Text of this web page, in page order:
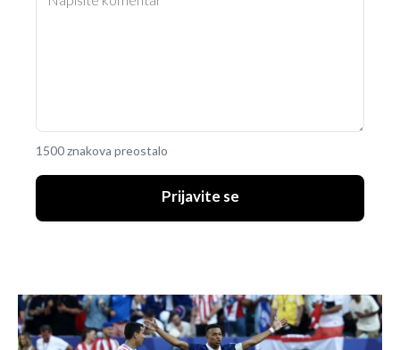
1500 znakova preostalo
Prijavite se